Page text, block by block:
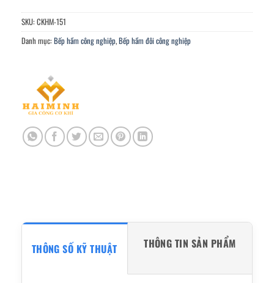
SKU: CKHM-151
Danh mục: Bếp hầm công nghiệp,Bếp hầm đôi công nghiệp
THÔNG SỐ KỸ THUẬT THÔNG TIN SẢN PHẨM